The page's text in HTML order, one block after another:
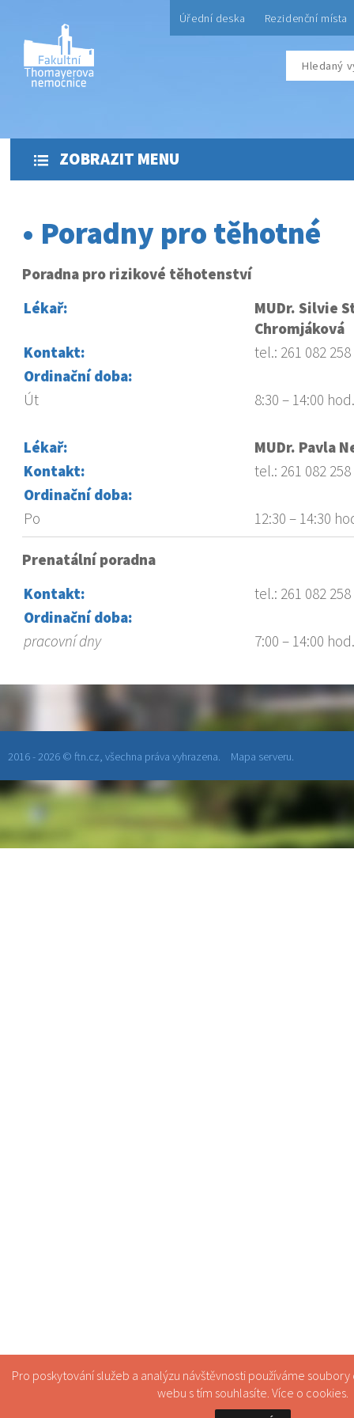
Úřední deska Rezidenční místa
ZOBRAZIT MENU
• Poradny pro těhotné
Poradna pro rizikové těhotenství
Lékař:
MUDr. Silvie
Chromjáková
Kontakt:
tel.: 261 082 258
Ordinační doba:
Út
8:30 – 14:00 hod.
Lékař:
MUDr. Pavla
Kontakt:
tel.: 261 082 258
Ordinační doba:
Po
12:30 – 14:30
Prenatální poradna
Kontakt:
tel.: 261 082 258
Ordinační doba:
pracovní dny
7:00 – 14:00 hod.
2016 - 2026 © ftn.cz, všechna práva vyhrazena. Mapa serveru.
Pro poskytování služeb a analýzu návštěvnosti používáme
webu s tím souhlasíte. Více o cookies.